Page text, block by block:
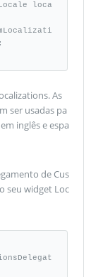
loca
As
ser usadas pa
inglês e espa
de Cus
seu widget Loc